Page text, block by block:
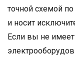
точной схемой
и носит
Если вы не